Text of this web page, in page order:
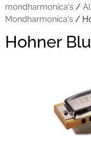
mondharmonica's /
Mondharmonica's /
Hohner